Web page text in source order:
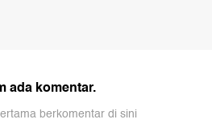
ada komentar.
berkomentar di sini